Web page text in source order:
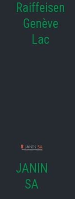
Raiffeisen
Genève
Lac
JANIN
SA